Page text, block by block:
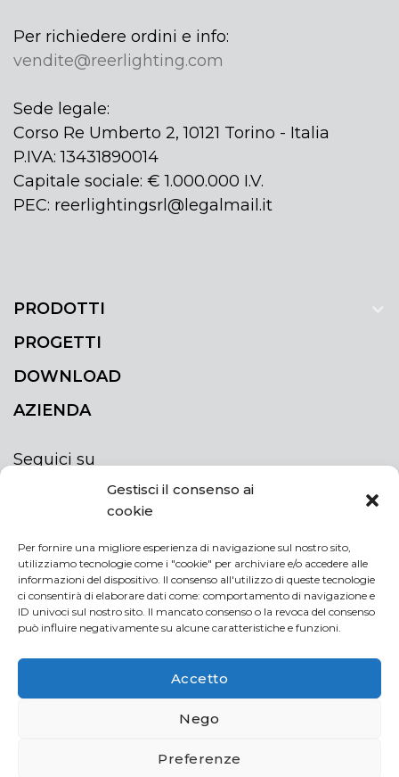
Gestisci il consenso ai
cookie
Per fornire una migliore esperienza di navigazione sul nostro sito,
utilizziamo tecnologie come i "cookie" per archiviare e/o accedere alle
informazioni del dispositivo. Il consenso all'utilizzo di queste tecnologie
ci consentirà di elaborare dati come: comportamento di navigazione e
ID univoci sul nostro sito. Il mancato consenso o la revoca del consenso
può influire negativamente su alcune caratteristiche e funzioni.
Accetto
Nego
Preferenze
Per richiedere ordini e info:
vendite@reerlighting.com
Sede legale:
Corso Re Umberto 2, 10121 Torino - Italia
P.IVA: 13431890014
Capitale sociale: € 1.000.000 I.V.
PEC: reerlightingsrl@legalmail.it
PRODOTTI
PROGETTI
DOWNLOAD
AZIENDA
Seguici su
ISCRIVITI ALLA NEWSLETTER
Rimani sempre aggiornato iscrivendoti alla
newsletter
NEWSLETTER
Acconsento al trattamento dei miei dati personali
If